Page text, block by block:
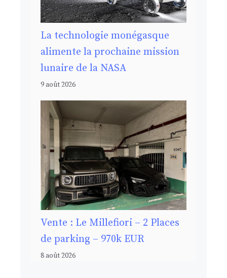
La technologie monégasque
alimente la prochaine mission
lunaire de la NASA
9 août 2026
Vente : Le Millefiori – 2 Places
de parking – 970k EUR
8 août 2026